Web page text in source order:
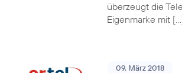
überzeugt die
Eigenmarke mit
09. März 2018